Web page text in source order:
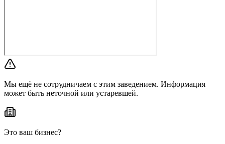
Мы ещё не сотрудничаем с этим заведением. Информация
может быть неточной или устаревшей.
Это ваш бизнес?